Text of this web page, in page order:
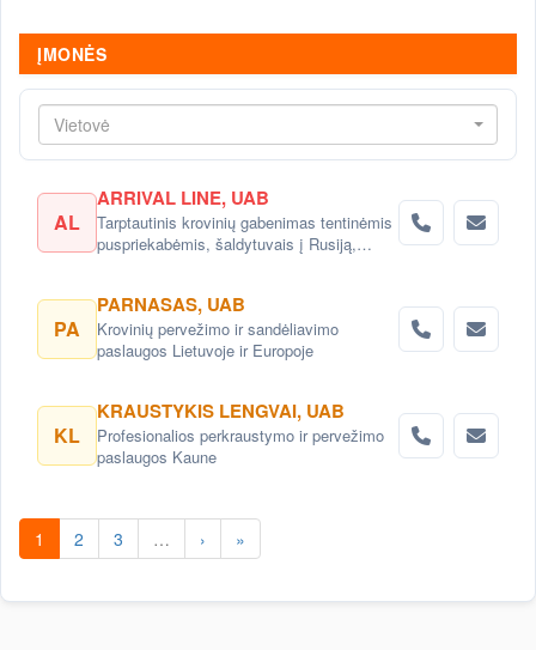
ĮMONĖS
Vietovė
AL
ARRIVAL LINE, UAB
Tarptautinis krovinių gabenimas tentinėmis
puspriekabėmis, šaldytuvais į Rusiją,
PA
PARNASAS, UAB
Krovinių pervežimo ir sandėliavimo
paslaugos Lietuvoje ir Europoje
KL
KRAUSTYKIS LENGVAI, UAB
Profesionalios perkraustymo ir pervežimo
paslaugos Kaune
1 2 3 … › »